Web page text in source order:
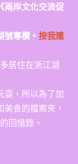
兩岸文化交流促
專欄。 按我連
居住在浙江湖
，所以為了加
食的檔案夾，
回憶錄。